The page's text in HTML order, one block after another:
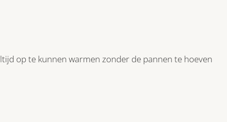
op te kunnen warmen zonder de pannen te hoeven